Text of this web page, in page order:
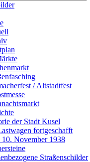
/ Altstadtfest
der Stadt Kusel
fortgeschafft
10. November 1938
Straßenschilder